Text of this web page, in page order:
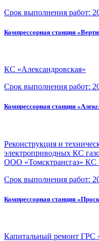
Срок выполнения работ:
Компрессорная станция
КС «Александровская»
Срок выполнения работ:
Компрессорная станция
Реконструкция и
электроприводных КС
ООО «Томсктрансгаз» КС
Срок выполнения работ:
Компрессорная станция
Капитальный ремонт ГРС